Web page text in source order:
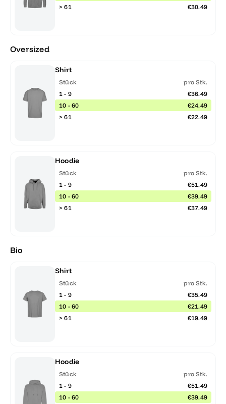
> 61 €30.49
Oversized
Shirt
Stück
pro Stk.
1 - 9
€36.49
10 - 60
€24.49
> 61
€22.49
Hoodie
Stück
pro Stk.
1 - 9
€51.49
10 - 60
€39.49
> 61
€37.49
Bio
Shirt
Stück
pro Stk.
1 - 9
€35.49
10 - 60
€21.49
> 61
€19.49
Hoodie
Stück
pro Stk.
1 - 9
€51.49
10 - 60
€39.49